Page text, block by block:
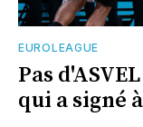
EUROLEAGUE
Pas
qui a signé